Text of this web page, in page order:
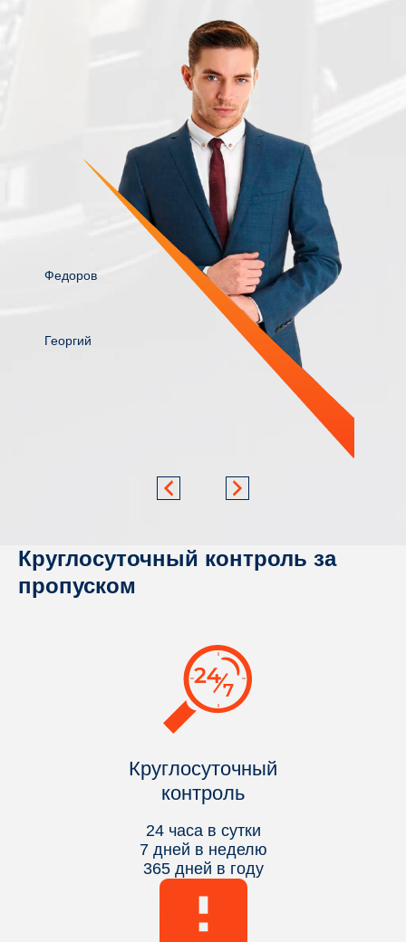
Федоров
Георгий
Круглосуточный контроль за
пропуском
Круглосуточный
контроль
24 часа в сутки
7 дней в неделю
365 дней в году